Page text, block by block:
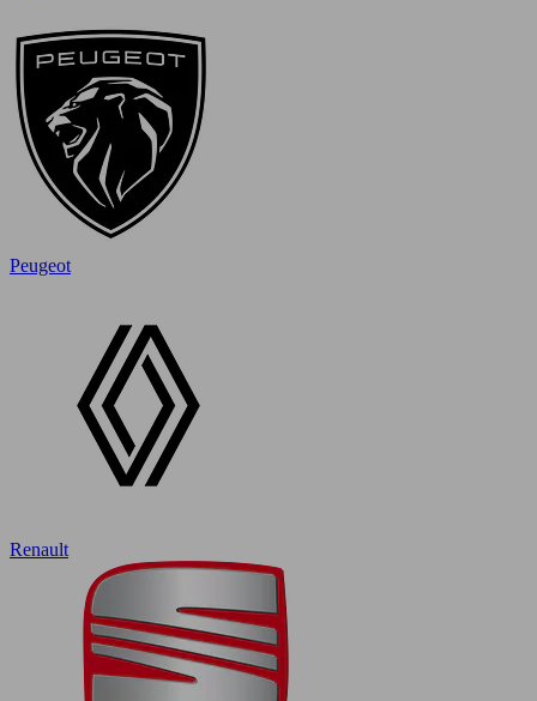
Peugeot
Renault